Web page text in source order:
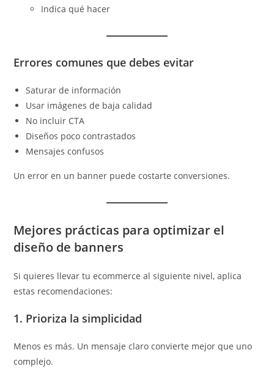
Indica qué hacer
Errores comunes que debes evitar
Saturar de información
Usar imágenes de baja calidad
No incluir CTA
Diseños poco contrastados
Mensajes confusos
Un error en un banner puede costarte conversiones.
Mejores prácticas para optimizar el
diseño de banners
Si quieres llevar tu ecommerce al siguiente nivel, aplica
estas recomendaciones:
1. Prioriza la simplicidad
Menos es más. Un mensaje claro convierte mejor que uno
complejo.